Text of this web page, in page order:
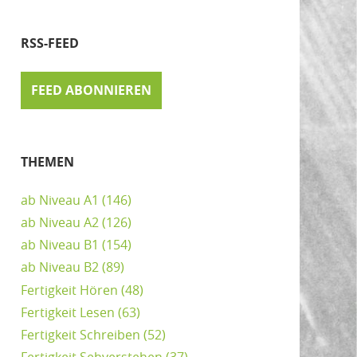
RSS-FEED
FEED ABONNIEREN
THEMEN
ab Niveau A1 (146)
ab Niveau A2(126)
ab Niveau B1 (154)
ab Niveau B2(89)
Fertigkeit Hören (48)
Fertigkeit Lesen (63)
Fertigkeit Schreiben (52)